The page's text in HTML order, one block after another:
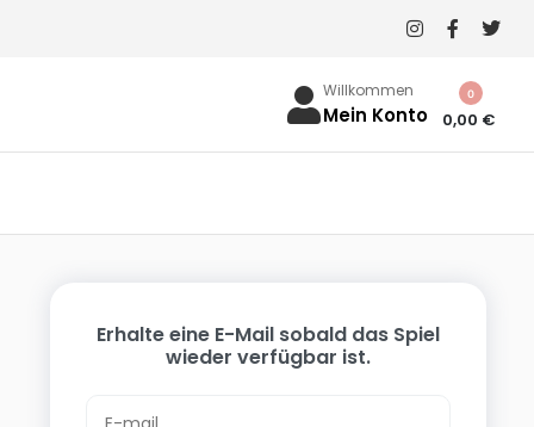
Willkommen
Mein Konto 0,00 €
0
Erhalte eine E-Mail sobald das Spiel
wieder verfügbar ist.